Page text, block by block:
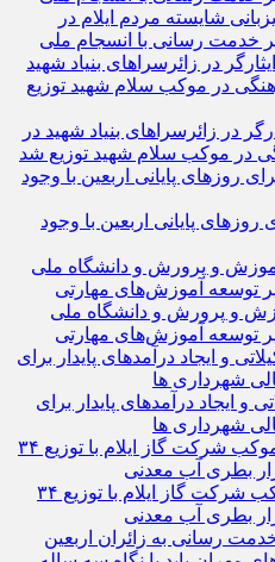
شایسته مردم ایلام در
خدمت‌ رسانی با انسجام ملی
و ۵۰ نفر ایثارگر در زائرسراهای بنیاد شهید در
روزهای پایانی اربعین با وجود
و پرورش و دانشگاه ملی
توسعه آموزش‌های مهارتی
و ایجاد درآمدهای پایدار برای
شهرداری‌ ها
خدمت رسانی گسترده موکب شرکت گاز ایلام با توزیع ۳۴